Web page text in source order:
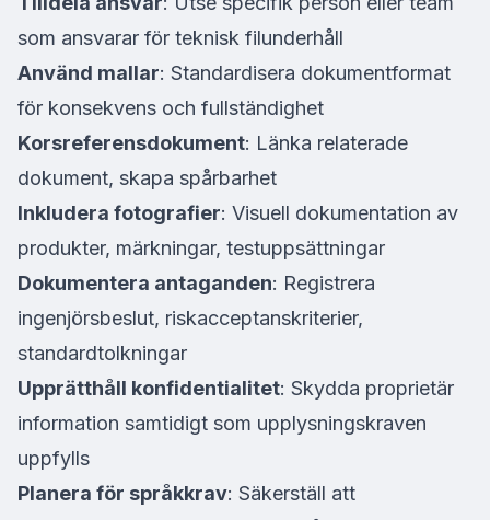
som ansvarar för teknisk filunderhåll
Använd mallar: Standardisera dokumentformat
för konsekvens och fullständighet
Korsreferensdokument: Länka relaterade
dokument, skapa spårbarhet
Inkludera fotografier: Visuell dokumentation av
produkter, märkningar, testuppsättningar
Dokumentera antaganden: Registrera
ingenjörsbeslut, riskacceptanskriterier,
standardtolkningar
Upprätthåll konfidentialitet: Skydda proprietär
information samtidigt som upplysningskraven
uppfylls
Planera för språkkrav: Säkerställ att